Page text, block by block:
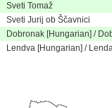
Sveti Tomaž
Sveti Jurij ob Ščavnici
Dobronak [Hungarian] /
Lendva [Hungarian] /